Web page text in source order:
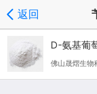
返回
D-氨基葡
佛山晟熠生物